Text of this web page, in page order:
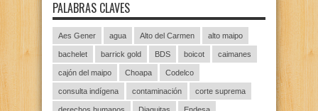
PALABRAS CLAVES
Aes Gener agua Alto del Carmen alto maipo
bachelet barrick gold BDS boicot caimanes
cajón del maipo Choapa Codelco
consulta indígena contaminación corte suprema